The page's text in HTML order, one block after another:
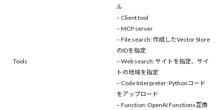
Tools
ル
– Client tool
– MCP server
– File search: 作成したVector Store
のIDを指定
– Web search: サイトを指定、サイ
トの地域を指定
– Code Interpreter: Pythonコード
をアップロード
– Function: OpenAI Functions互換